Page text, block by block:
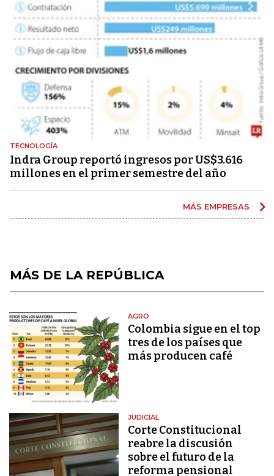
TECNOLOGÍA
Indra Group reportó ingresos por US$3.616
millones en el primer semestre del año
MÁS EMPRESAS
MÁS DE LA REPÚBLICA
AGRO
Colombia sigue en el top
tres de los países que
más producen café
JUDICIAL
Corte Constitucional
reabre la discusión
sobre el futuro de la
reforma pensional